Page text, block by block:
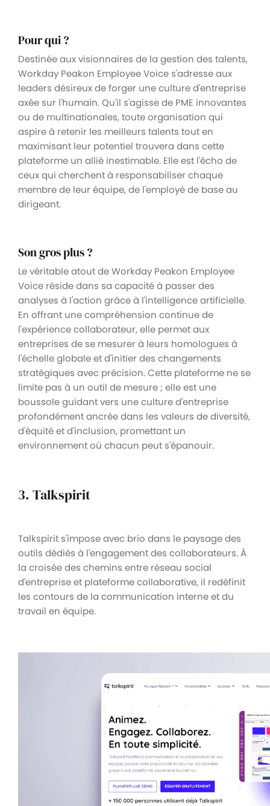
Pour qui ?
Destinée aux visionnaires de la gestion des talents,
Workday Peakon Employee Voice s'adresse aux
leaders désireux de forger une culture d'entreprise
axée sur l'humain. Qu'il s'agisse de PME innovantes
ou de multinationales, toute organisation qui
aspire à retenir les meilleurs talents tout en
maximisant leur potentiel trouvera dans cette
plateforme un allié inestimable. Elle est l'écho de
ceux qui cherchent à responsabiliser chaque
membre de leur équipe, de l'employé de base au
dirigeant.
Son gros plus ?
Le véritable atout de Workday Peakon Employee
Voice réside dans sa capacité à passer des
analyses à l'action grâce à l'intelligence artificielle.
En offrant une compréhension continue de
l'expérience collaborateur, elle permet aux
entreprises de se mesurer à leurs homologues à
l'échelle globale et d'initier des changements
stratégiques avec précision. Cette plateforme ne se
limite pas à un outil de mesure ; elle est une
boussole guidant vers une culture d'entreprise
profondément ancrée dans les valeurs de diversité,
d'équité et d'inclusion, promettant un
environnement où chacun peut s'épanouir.
3. Talkspirit
Talkspirit s'impose avec brio dans le paysage des
outils dédiés à l'engagement des collaborateurs. À
la croisée des chemins entre réseau social
d'entreprise et plateforme collaborative, il redéfinit
les contours de la communication interne et du
travail en équipe.